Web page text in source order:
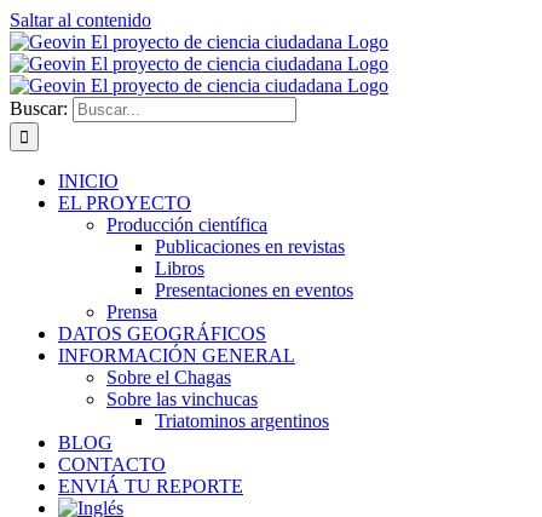
Saltar al contenido
Buscar:
INICIO
EL PROYECTO
Producción científica
Publicaciones en revistas
Libros
Presentaciones en eventos
Prensa
DATOS GEOGRÁFICOS
INFORMACIÓN GENERAL
Sobre el Chagas
Sobre las vinchucas
Triatominos argentinos
BLOG
CONTACTO
ENVIÁ TU REPORTE